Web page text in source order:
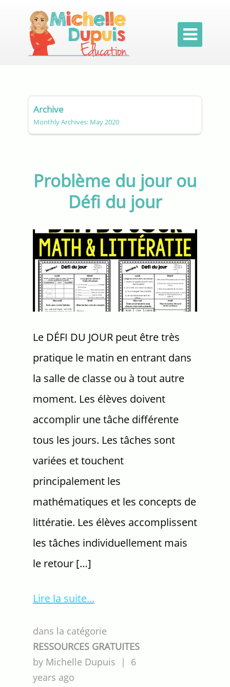

Archive
Monthly Archives: May 2020
Problème du jour ou
Défi du jour
Le DÉFI DU JOUR peut être très
pratique le matin en entrant dans
la salle de classe ou à tout autre
moment. Les élèves doivent
accomplir une tâche différente
tous les jours. Les tâches sont
variées et touchent
principalement les
mathématiques et les concepts de
littératie. Les élèves accomplissent
les tâches individuellement mais
le retour […]
Lire la suite
dans la catégorie
RESSOURCES GRATUITES
by Michelle Dupuis | 6
years ago